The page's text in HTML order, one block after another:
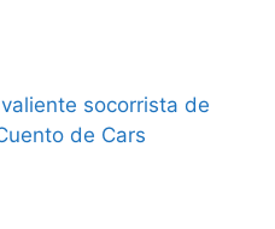
socorrista de
de Cars